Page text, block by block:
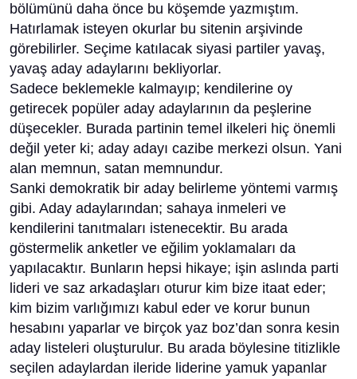
bölümünü daha önce bu köşemde yazmıştım.
Hatırlamak isteyen okurlar bu sitenin arşivinde
görebilirler. Seçime katılacak siyasi partiler yavaş,
yavaş aday adaylarını bekliyorlar.
Sadece beklemekle kalmayıp; kendilerine oy
getirecek popüler aday adaylarının da peşlerine
düşecekler. Burada partinin temel ilkeleri hiç önemli
değil yeter ki; aday adayı cazibe merkezi olsun. Yani
alan memnun, satan memnundur.
Sanki demokratik bir aday belirleme yöntemi varmış
gibi. Aday adaylarından; sahaya inmeleri ve
kendilerini tanıtmaları istenecektir. Bu arada
göstermelik anketler ve eğilim yoklamaları da
yapılacaktır. Bunların hepsi hikaye; işin aslında parti
lideri ve saz arkadaşları oturur kim bize itaat eder;
kim bizim varlığımızı kabul eder ve korur bunun
hesabını yaparlar ve birçok yaz boz’dan sonra kesin
aday listeleri oluşturulur. Bu arada böylesine titizlikle
seçilen adaylardan ileride liderine yamuk yapanlar